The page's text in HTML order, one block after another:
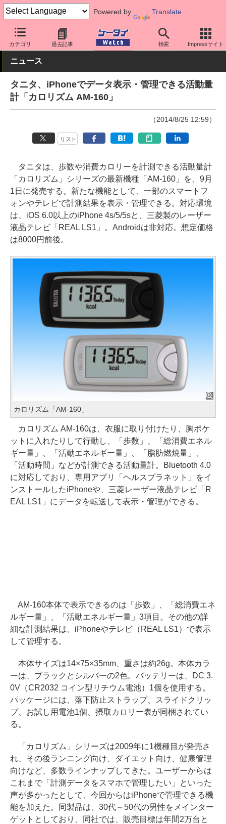
Powered by Translate
カテゴリ 過去記事 検索 Impressサイト
ケータイ Watch 周辺機器/アクセサリー その他
ニュース
タニタ、iPhoneでデータ表示・管理できる活動量
計「カロリズム AM-160」
（2014/8/25 12:59）
リスト
タニタは、歩数や消費カロリーを計測できる活動量計
「カロリズム」シリーズの最新機種「AM-160」を、9月
1日に発売する。新たな機能として、一部のスマートフ
ォンやテレビで計測結果を表示・管理できる。対応環境
は、iOS 6.0以上のiPhone 4s/5/5sと、三菱製のレーザー
液晶テレビ「REAL LS1」。Androidは非対応。想定価格
は8000円前後。
カロリズム「AM-160」
カロリズム AM-160は、衣服に取り付けたり、胸ポケ
ットに入れたりして行動し、「歩数」、「総消費エネル
ギー量」、「活動エネルギー量」、「脂肪燃焼量」、
「活動時間」などが計測できる活動量計。Bluetooth 4.0
に対応しており、専用アプリ「ヘルスプラネット」をイ
ンストールしたiPhoneや、三菱レーザー液晶テレビ「R
EAL LS1」にデータを転送して表示・管理ができる。
AM-160本体で表示できるのは「歩数」、「総消費エネ
ルギー量」、「活動エネルギー量」3項目。その他の詳
細な計測結果は、iPhoneやテレビ（REAL LS1）で表示
して管理する。
本体サイズは14×75×35mm、重さは約26g。本体カラ
ーは、ブラックとシルバーの2色。バッテリーは、DC 3.
0V（CR2032 コイン型リチウム電池）1個を使用する。
パッケージには、落下防止ストラップ、スライドクリッ
プ、お試し用電池1個、摂取カロリー表が同梱されてい
る。
「カロリズム」シリーズは2009年に1機種目が発売さ
れ、その後ランニング向け、ダイエット向け、健康管理
向けなど、多数ラインナップしてきた。ユーザーからは
これまで「計測データをスマホで管理したい」といった
声が多かったとして、今回からはiPhoneで管理できる機
能を加えた。同製品は、30代～50代の男性をメインター
ゲットとしており、同社では、販売目標は年間2万台と